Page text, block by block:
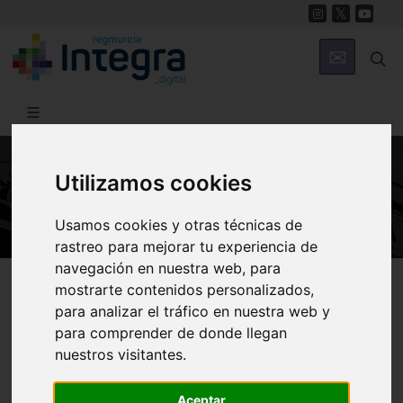
Utilizamos cookies
Usamos cookies y otras técnicas de
rastreo para mejorar tu experiencia de
navegación en nuestra web, para
mostrarte contenidos personalizados,
para analizar el tráfico en nuestra web y
para comprender de donde llegan
nuestros visitantes.
Aceptar
ARTE Y CULTURA
Región de Murcia Digital Arte y Cultura
Comunidad y Diócesis